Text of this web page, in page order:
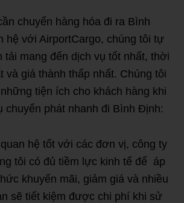
chuyển hàng hóa đi ra Bình
hệ với AirportCargo, chúng tôi tự
tải mang đến dịch vụ tốt nhất, thời
và giá thành thấp nhất. Chúng tôi
tiện ích cho khách hàng khi
chuyển phát nhanh đi Bình Định:
hệ tốt với các đơn vị, công ty
tôi có đủ tiềm lực kinh tế để áp
khuyến mãi, giảm giá và nhiều
sẽ tiết kiệm được chi phí khi sử